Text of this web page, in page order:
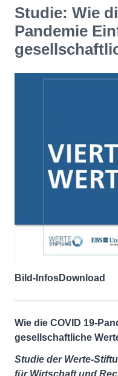
Studie: Wie
Pandemie
Bild-InfosDownload
Wie die COVID 19-
gesellschaftliche
Studie der Werte-
für Wirtschaft und